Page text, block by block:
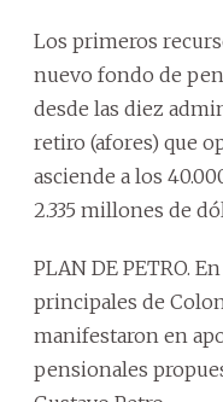
Los primeros
nuevo fondo de
desde las diez
retiro (afores) que
asciende a los
2.335 millones de
PLAN DE PETRO.
principales de
manifestaron en
pensionales